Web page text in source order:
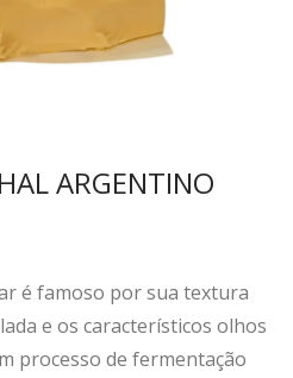
ARGENTINO
é famoso por sua textura
e os característicos olhos
processo de fermentação